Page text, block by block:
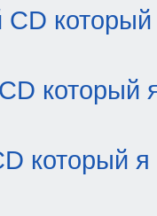
который
который
который я